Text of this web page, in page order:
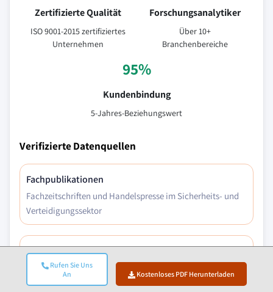
Rufen Sie Uns
An
Kostenloses PDF Herunterladen
Zertifizierte Qualität
ISO 9001-2015 zertifiziertes
Unternehmen
Forschungsanalytiker
Über 10+
Branchenbereiche
95%
Kundenbindung
5-Jahres-Beziehungswert
Verifizierte Datenquellen
Fachpublikationen
Fachzeitschriften und Handelspresse im Sicherheits- und
Verteidigungssektor
Branchendatenbanken
Eigenentwickelte und Drittanbieter-Marktdatenbanken